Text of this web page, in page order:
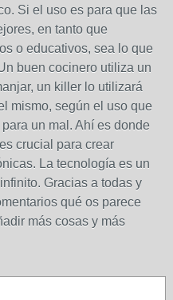
Si el uso es para que las
en tanto que
o educativos, sea lo que
buen cocinero utiliza un
un killer lo utilizará
mismo, según el uso que
un mal. Ahí es donde
crucial para crear
La tecnología es un
Gracias a todas y
qué os parece
más cosas y más